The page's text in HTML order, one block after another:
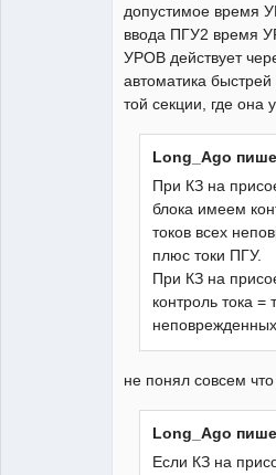
допустимое время
ввода ПГУ2 время
УРОВ действует
автоматика
той секции, где она
Long_Ago
При КЗ на
блока имеем
токов всех
плюс токи ПГУ.
При КЗ на
контроль тока =
не понял совсем что
Long_Ago
Если КЗ на